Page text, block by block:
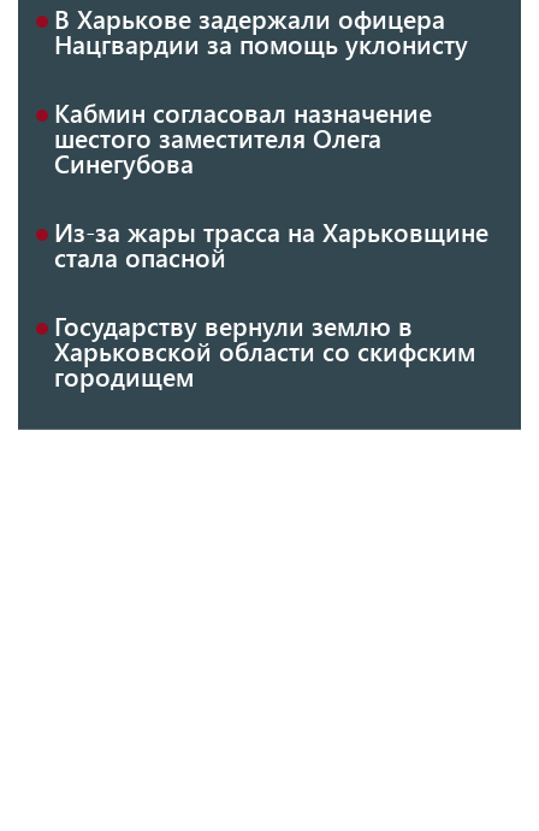
В Харькове задержали офицера
Нацгвардии за помощь уклонисту
Кабмин согласовал назначение
шестого заместителя Олега
Синегубова
Из-за жары трасса на Харьковщине
стала опасной
Государству вернули землю в
Харьковской области со скифским
городищем